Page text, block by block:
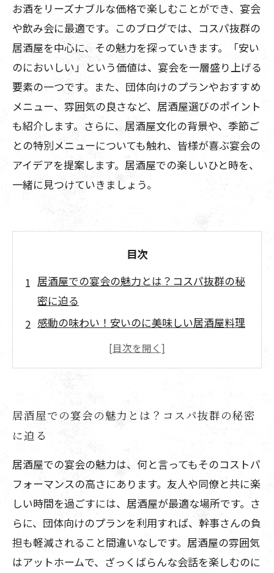
お酒をリーズナブルな価格で楽しむことができ、宴会
や飲み会に最適です。このブログでは、コスパ抜群の
居酒屋を中心に、その魅力を探っていきます。「安い
のにおいしい」という価値は、宴会を一層盛り上げる
要素の一つです。また、団体向けのプランやおすすめ
メニュー、雰囲気の良さなど、居酒屋選びのポイント
も紹介します。さらに、居酒屋文化の背景や、季節ご
との特別メニューについても触れ、皆様が喜ぶ宴会の
アイデアを提案します。居酒屋での楽しいひと時を、
一緒に見つけていきましょう。
目次
居酒屋での宴会の魅力とは？コスパ抜群の秘
密に迫る
感動の味わい！安いのに美味しい居酒屋料理
団体向けプランでみんなでワイワイ！居酒屋
の宴会の楽しみ方
の居酒屋選び
秘訣を解説
コスパ最高の居酒屋で素晴らしい宴会を！あ
なたの次の選択は？
居酒屋での宴会の魅力とは？コスパ抜群の秘密
に迫る
居酒屋での宴会の魅力は、何と言ってもそのコストパ
フォーマンスの高さにあります。友人や同僚と共に楽
しい時間を過ごすには、居酒屋が最適な場所です。さ
らに、団体向けのプランを利用すれば、幹事さんの負
担も軽減されること間違いなしです。居酒屋の雰囲気
はアットホームで、ざっくばらんな会話を楽しむのに